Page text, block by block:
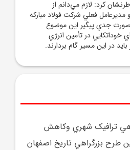
کرد: لازم مي‌دانم از
فعلي شرکت فولاد مبارکه
جدي پيگير اين موضوع
خوداتکايي در تأمين انرژي
در اين مسير گام بردارند.
ترافيک شهري وکاهش
طرح بزرگراهي تاريخ اصفهان